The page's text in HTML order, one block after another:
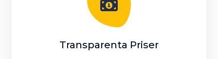
Transparenta Priser